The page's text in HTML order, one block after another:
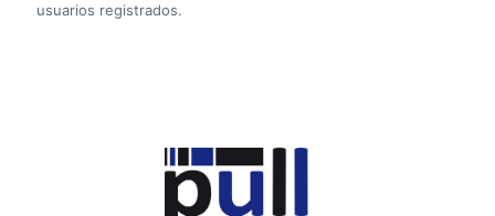
usuarios registrados.